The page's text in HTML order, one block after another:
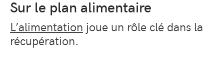
Sur le plan alimentaire
L’alimentation joue un rôle clé dans la
récupération.